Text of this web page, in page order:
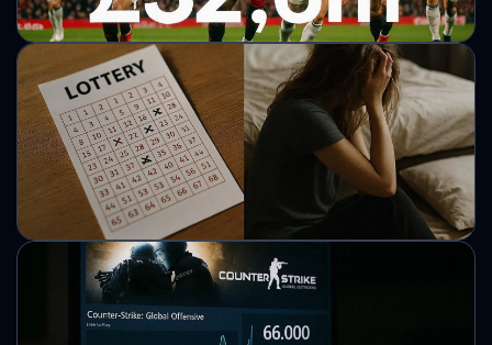
Михайло Кузьменко
«Манчестер Юнайтед» зафіксував
операційний прибуток £32,6 млн за перше
півріччя 2025/26
Фінансовий звіт клубу демонструє одночасне зростання
прибутковості та боргового навантаження. Витрати
скорочуються завдяки жорсткій економії та
реструктуризації.
Михайло Кузьменко
Падіння з ліжка принесло студентці
джекпот: як дівчина змогла виграти $130